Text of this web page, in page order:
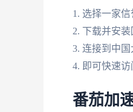
1. 选择一家信
2. 下载并安装
3. 连接到中国
4. 即可快速访
番茄加